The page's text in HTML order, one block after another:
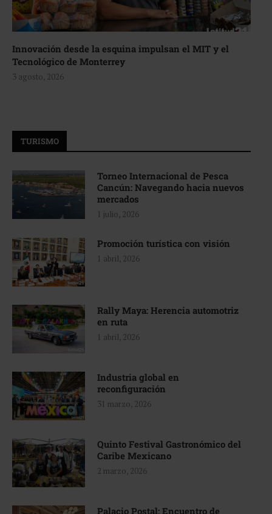
Innovación desde la esquina impulsan el MIT y el
Tecnológico de Monterrey
3 agosto, 2026
TURISMO
Torneo Internacional de Pesca
Cancún: Navegando hacia nuevos
mercados
1 julio, 2026
Promoción turística con visión
1 abril, 2026
Rally Maya: Herencia automotriz
en ruta
1 abril, 2026
Industria global en
reconfiguración
31 marzo, 2026
Quinto Festival Gastronómico del
Caribe Mexicano
2 marzo, 2026
Palacio Postal: Encuentro de